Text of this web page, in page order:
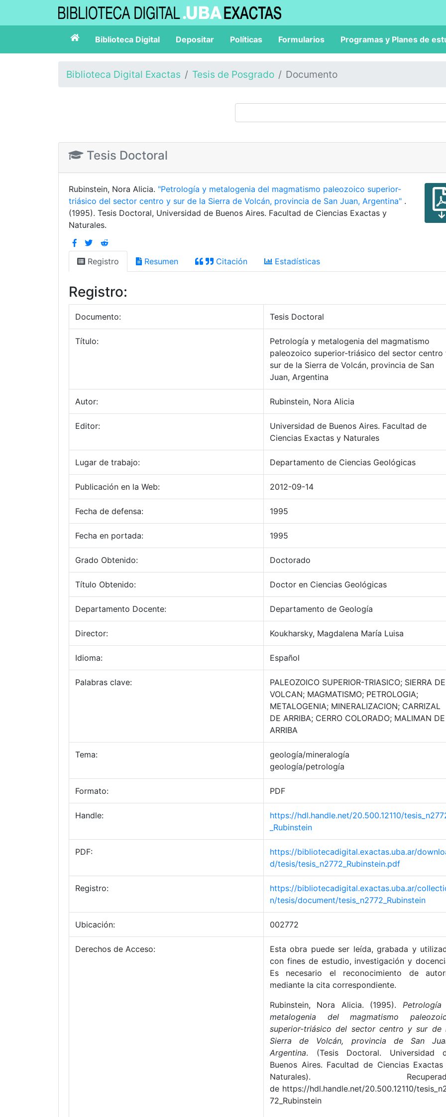
Biblioteca Digital Depositar Políticas Formularios Programas y Planes de
Biblioteca Digital Exactas Tesis de Posgrado Documento
Tesis Doctoral
Rubinstein, Nora Alicia. "Petrología y metalogenia del magmatismo paleozoico superior-
triásico del sector centro y sur de la Sierra de Volcán, provincia de San Juan, Argentina" .
(1995). Tesis Doctoral, Universidad de Buenos Aires. Facultad de Ciencias Exactas y
Naturales.
Registro Resumen Citación Estadísticas
Registro:
Documento: Tesis Doctoral
Título:
Petrología y metalogenia del magmatismo
paleozoico superior-triásico del sector centro
sur de la Sierra de Volcán, provincia de San
Juan, Argentina
Autor: Rubinstein, Nora Alicia
Editor:
Universidad de Buenos Aires. Facultad de
Ciencias Exactas y Naturales
Lugar de trabajo: Departamento de Ciencias Geológicas
Publicación en la Web: 2012-09-14
Fecha de defensa: 1995
Fecha en portada: 1995
Grado Obtenido: Doctorado
Título Obtenido: Doctor en Ciencias Geológicas
Departamento Docente: Departamento de Geología
Director: Koukharsky, Magdalena María Luisa
Idioma: Español
Palabras clave:
PALEOZOICO SUPERIOR-TRIASICO; SIERRA DE
VOLCAN; MAGMATISMO; PETROLOGIA;
METALOGENIA; MINERALIZACION; CARRIZAL
DE ARRIBA; CERRO COLORADO; MALIMAN DE
ARRIBA
Tema:
geología/mineralogía
geología/petrología
Formato: PDF
Handle:
https://hdl.handle.net/20.500.12110/
_Rubinstein
PDF:
https://bibliotecadigital.exactas.uba.ar/
d/tesis/tesis_n2772_Rubinstein.pdf
Registro:
https://bibliotecadigital.exactas.uba.ar/
n/tesis/document/tesis_n2772_Rubinstein
Ubicación: 002772
Derechos de Acceso:
Esta obra puede ser leída, grabada y
con fines de estudio, investigación y
Es necesario el reconocimiento de
mediante la cita correspondiente.
Rubinstein, Nora Alicia. (1995).
metalogenia del magmatismo
superior-triásico del sector centro y sur de
Sierra de Volcán, provincia de San
Argentina. (Tesis Doctoral. Universidad
Buenos Aires. Facultad de Ciencias
Naturales).
de https://hdl.handle.net/20.500.12110/
72_Rubinstein